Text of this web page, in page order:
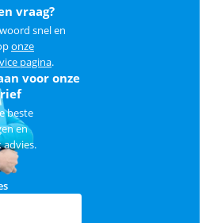
vraag?
snel en
onze
pagina.
voor onze
beste
en